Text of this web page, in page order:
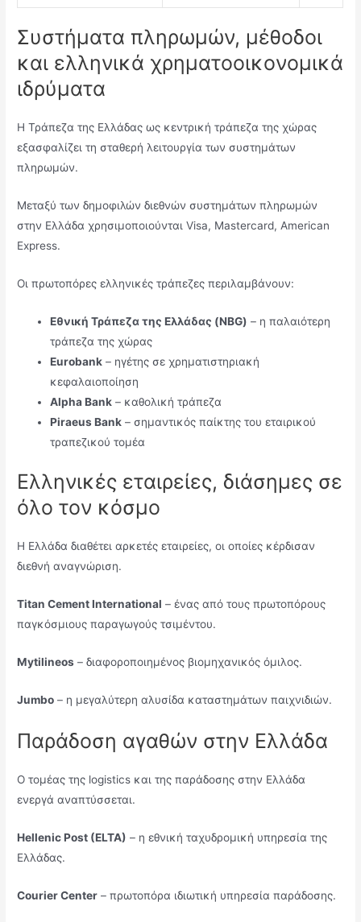
Συστήματα πληρωμών, μέθοδοι
και ελληνικά χρηματοοικονομικά
ιδρύματα
Η Τράπεζα της Ελλάδας ως κεντρική τράπεζα της χώρας
εξασφαλίζει τη σταθερή λειτουργία των συστημάτων
πληρωμών.
Μεταξύ των δημοφιλών διεθνών συστημάτων πληρωμών
στην Ελλάδα χρησιμοποιούνται Visa, Mastercard, American
Express.
Οι πρωτοπόρες ελληνικές τράπεζες περιλαμβάνουν:
Εθνική Τράπεζα της Ελλάδας (NBG) – η παλαιότερη
τράπεζα της χώρας
Eurobank – ηγέτης σε χρηματιστηριακή
κεφαλαιοποίηση
Alpha Bank – καθολική τράπεζα
Piraeus Bank – σημαντικός παίκτης του εταιρικού
τραπεζικού τομέα
Ελληνικές εταιρείες, διάσημες σε
όλο τον κόσμο
Η Ελλάδα διαθέτει αρκετές εταιρείες, οι οποίες κέρδισαν
διεθνή αναγνώριση.
Titan Cement International – ένας από τους πρωτοπόρους
παγκόσμιους παραγωγούς τσιμέντου.
Mytilineos – διαφοροποιημένος βιομηχανικός όμιλος.
Jumbo – η μεγαλύτερη αλυσίδα καταστημάτων παιχνιδιών.
Παράδοση αγαθών στην Ελλάδα
Ο τομέας της logistics και της παράδοσης στην Ελλάδα
ενεργά αναπτύσσεται.
Hellenic Post (ELTA) – η εθνική ταχυδρομική υπηρεσία της
Ελλάδας.
Courier Center – πρωτοπόρα ιδιωτική υπηρεσία παράδοσης.